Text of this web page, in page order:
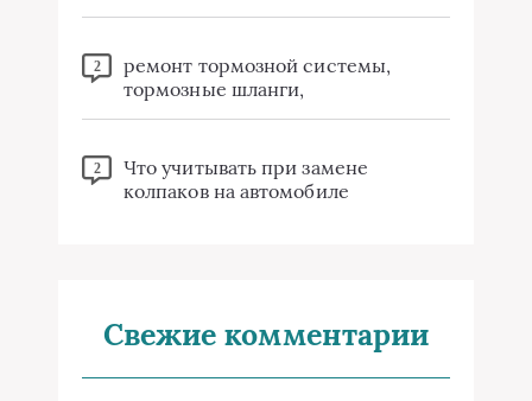
2
ремонт тормозной системы,
тормозные шланги,
2
Что учитывать при замене
колпаков на автомобиле
Свежие комментарии